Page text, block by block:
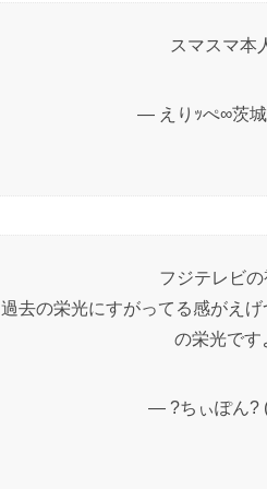
スマスマ本
— えりｯぺ∞茨
フジテレビ
過去の栄光にすがってる感がえ
の栄光です
— ?ちぃぽん?